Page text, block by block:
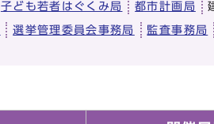
子ども若者はぐくみ局 都市計画局
選挙管理委員会事務局 監査事務局